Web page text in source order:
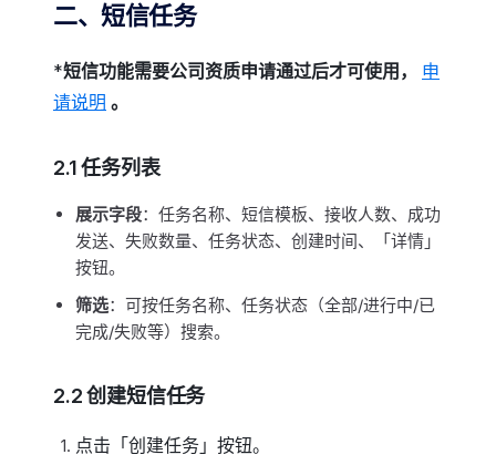
二、短信任务
*短信功能需要公司资质申请通过后才可使用， 申
请说明 。
2.1 任务列表
展示字段：任务名称、短信模板、接收人数、成功
发送、失败数量、任务状态、创建时间、「详情」
按钮。
筛选：可按任务名称、任务状态（全部/进行中/已
完成/失败等）搜索。
2.2 创建短信任务
点击「创建任务」按钮。